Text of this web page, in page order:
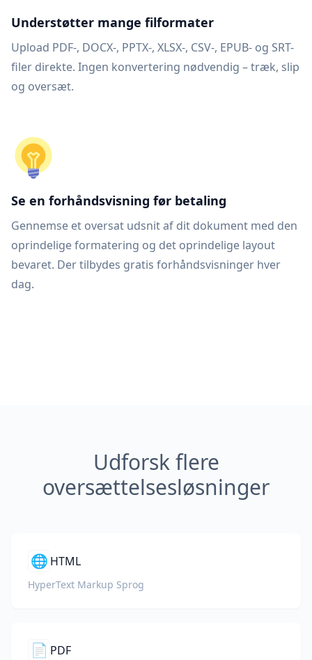
Understøtter mange filformater
Upload PDF-, DOCX-, PPTX-, XLSX-, CSV-, EPUB- og SRT-
filer direkte. Ingen konvertering nødvendig – træk, slip
og oversæt.
Se en forhåndsvisning før betaling
Gennemse et oversat udsnit af dit dokument med den
oprindelige formatering og det oprindelige layout
bevaret. Der tilbydes gratis forhåndsvisninger hver
dag.
Udforsk flere
oversættelsesløsninger
🌐 HTML
HyperText Markup Sprog
📄 PDF